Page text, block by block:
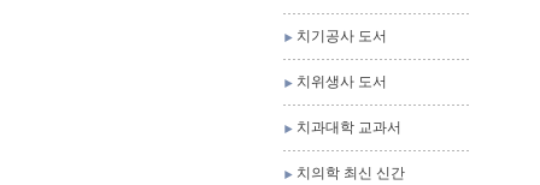
치기공사 도서
치위생사 도서
치과대학 교과서
치의학 최신 신간